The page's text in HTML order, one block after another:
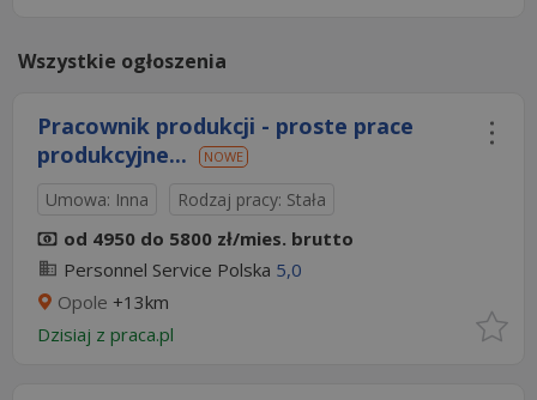
Wszystkie ogłoszenia
Pracownik produkcji - proste prace
produkcyjne...
NOWE
Umowa: Inna Rodzaj pracy: Stała
od 4950 do 5800 zł/mies. brutto
Personnel Service Polska 5,0
Opole +13km
Dzisiaj z praca.pl